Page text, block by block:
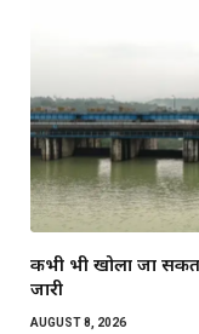
कभी भी खोला जा
जारी
AUGUST 8, 2026